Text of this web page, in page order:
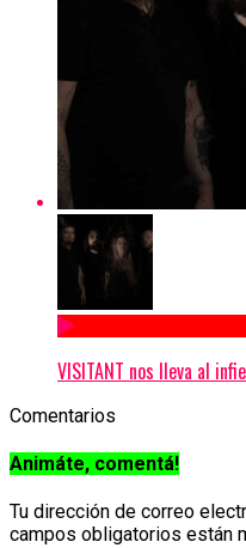
VISITANT nos lleva al
Comentarios
Animáte, comentá!
Tu dirección de correo
campos obligatorios están